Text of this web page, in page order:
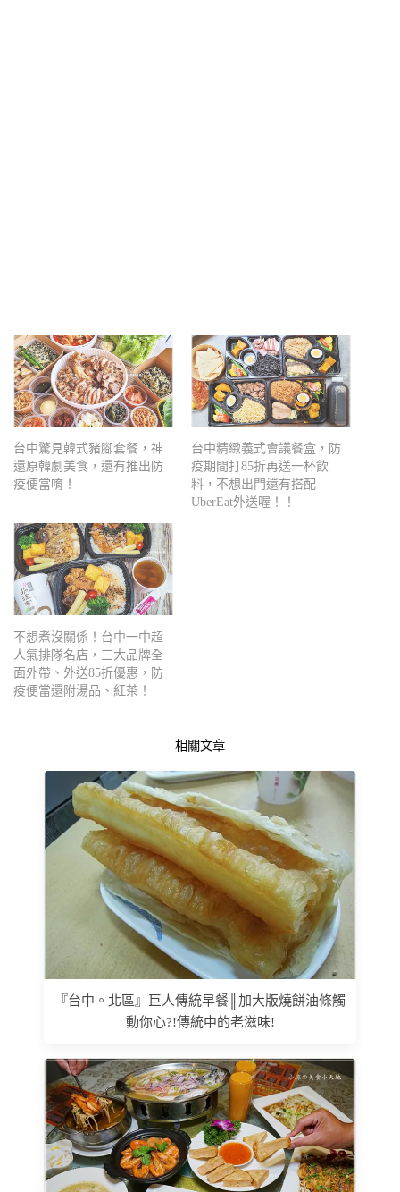
台中驚見韓式豬腳套餐，神
還原韓劇美食，還有推出防
疫便當唷！
台中精緻義式會議餐盒，防
疫期間打85折再送一杯飲
料，不想出門還有搭配
UberEat外送喔！！
不想煮沒關係！台中一中超
人氣排隊名店，三大品牌全
面外帶、外送85折優惠，防
疫便當還附湯品、紅茶！
相關文章
『台中。北區』巨人傳統早餐║加大版燒餅油條觸
動你心?!傳統中的老滋味!